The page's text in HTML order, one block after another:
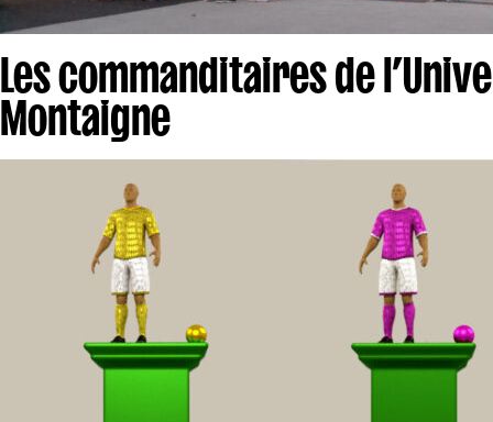
Les commanditaires de
Montaigne